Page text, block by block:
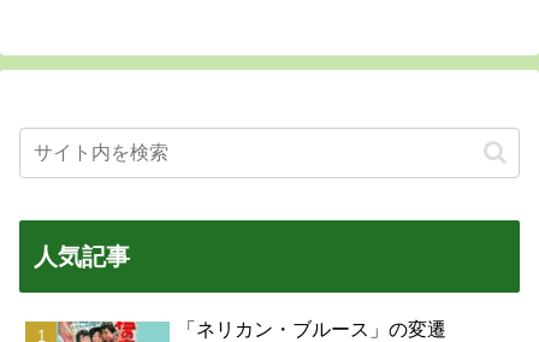
人気記事
「ネリカン・ブルース」の変遷